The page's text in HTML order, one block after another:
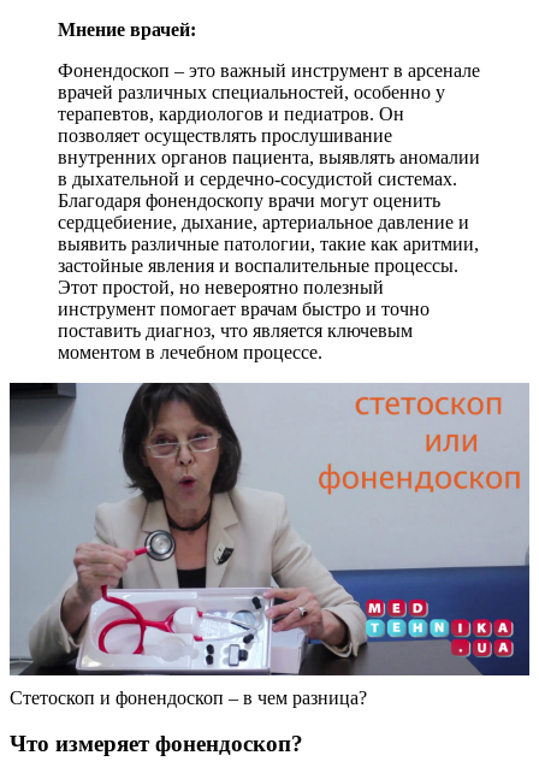
Мнение врачей:
Фонендоскоп – это важный инструмент в арсенале
врачей различных специальностей, особенно у
терапевтов, кардиологов и педиатров. Он
позволяет осуществлять прослушивание
внутренних органов пациента, выявлять аномалии
в дыхательной и сердечно-сосудистой системах.
Благодаря фонендоскопу врачи могут оценить
сердцебиение, дыхание, артериальное давление и
выявить различные патологии, такие как аритмии,
застойные явления и воспалительные процессы.
Этот простой, но невероятно полезный
инструмент помогает врачам быстро и точно
поставить диагноз, что является ключевым
моментом в лечебном процессе.
Стетоскоп и фонендоскоп – в чем разница?
Что измеряет фонендоскоп?